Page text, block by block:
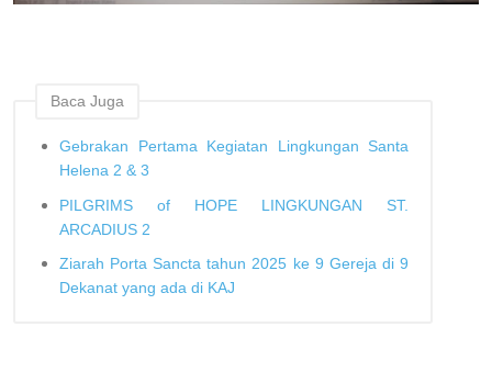
Baca Juga
Gebrakan Pertama Kegiatan Lingkungan Santa
Helena 2 & 3
PILGRIMS of HOPE LINGKUNGAN ST.
ARCADIUS 2
Ziarah Porta Sancta tahun 2025 ke 9 Gereja di 9
Dekanat yang ada di KAJ